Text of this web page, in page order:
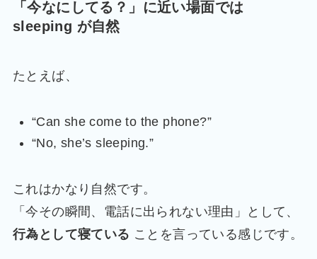
「今なにしてる？」に近い場面では
sleeping が自然
たとえば、
“Can she come to the phone?”
“No, she’s sleeping.”
これはかなり自然です。
「今その瞬間、電話に出られない理由」として、
行為として寝ている ことを言っている感じです。